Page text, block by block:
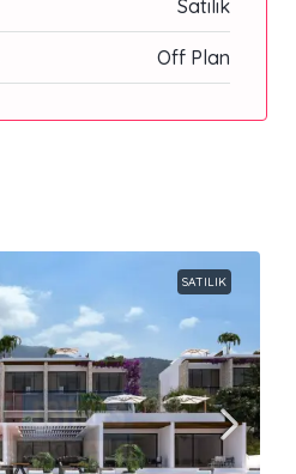
Satılık
Off Plan
SATILIK